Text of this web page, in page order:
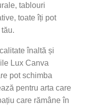
tablouri
toate îți pot
înaltă și
Lux Canva
pot schimba
pentru arta care
care rămâne în